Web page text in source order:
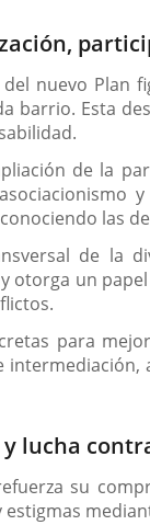
nuevo
barrio. Esta
de la
las
de la
otorga un
para
lucha
su
estigmas